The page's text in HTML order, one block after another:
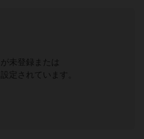
未登録または
定されています。